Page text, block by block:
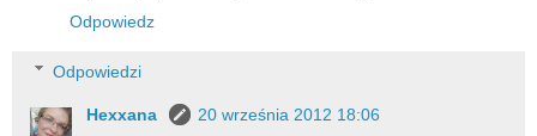
Odpowiedz
Odpowiedzi
Hexxana
20 września 2012 18:06